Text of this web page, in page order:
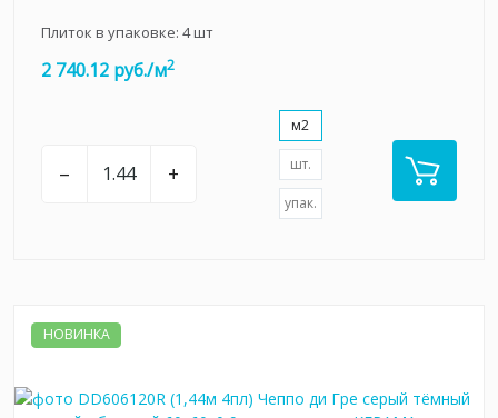
Плиток в упаковке: 4шт
2 740.12 руб./м2
– +
м2
шт.
упак.
НОВИНКА